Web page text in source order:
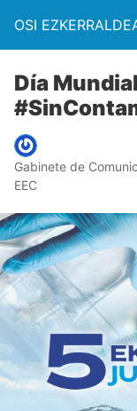
OSI
Día
Gabinete de
EEC